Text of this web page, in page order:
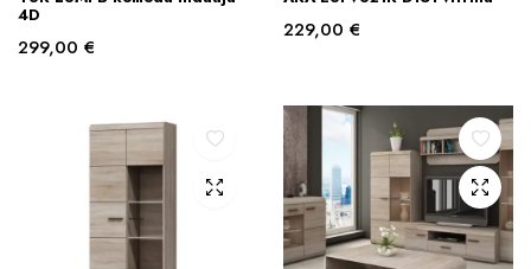
4D
299,00 €
229,00 €